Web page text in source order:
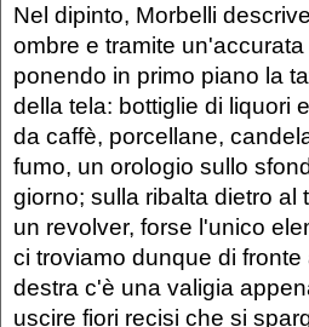
Nel dipinto, Morbelli
ombre e tramite
ponendo in primo piano la
della tela: bottiglie di liquori
da caffè, porcellane,
fumo, un orologio sullo
giorno; sulla ribalta dietro
un revolver, forse l'unico
ci troviamo dunque di
destra c'è una valigia
uscire fiori recisi che si